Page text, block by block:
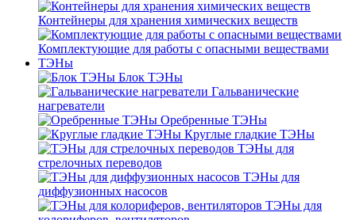
Контейнеры для хранения химических веществ
Комплектующие для работы с опасными веществами
ТЭНы
Блок ТЭНы
Гальванические
нагреватели
Оребренные ТЭНы
Круглые гладкие ТЭНы
ТЭНы для
стрелочных переводов
ТЭНы для
диффузионных насосов
ТЭНы для